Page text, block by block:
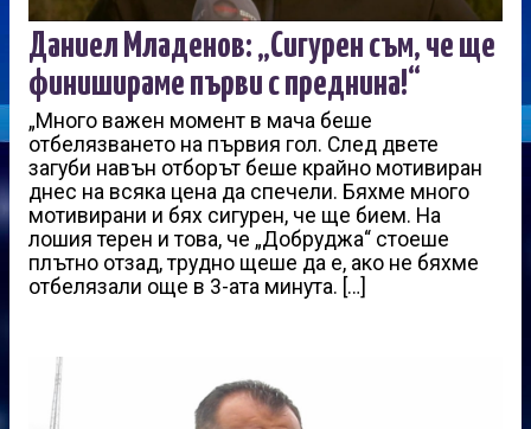
Даниел Младенов: „Сигурен съм, че ще
финишираме първи с преднина!“
„Много важен момент в мача беше
отбелязването на първия гол. След двете
загуби навън отборът беше крайно мотивиран
днес на всяка цена да спечели. Бяхме много
мотивирани и бях сигурен, че ще бием. На
лошия терен и това, че „Добруджа“ стоеше
плътно отзад, трудно щеше да е, ако не бяхме
отбелязали още в 3-ата минута. […]